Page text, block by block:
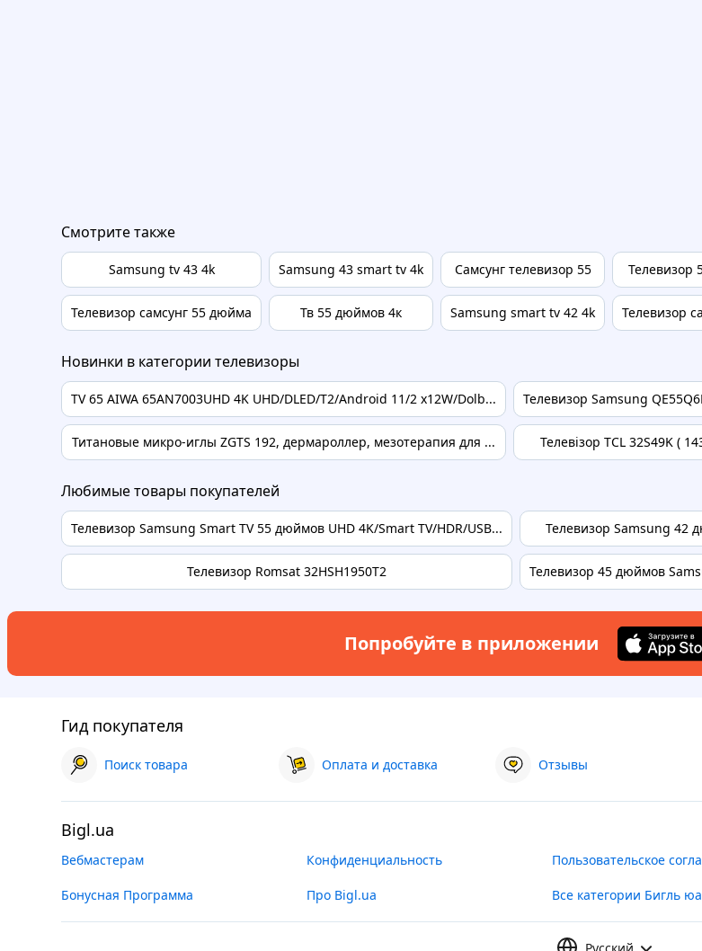
Смотрите также
Samsung tv 43 4k
Телевизор самсунг 55 дюйма
Samsung 43 smart tv 4k
Тв 55 дюймов 4к
Самсунг телевизор 55
Samsung smart tv 42 4k
Телевизор
Телевизор
Новинки в категории телевизоры
TV 65 AIWA 65AN7003UHD 4K UHD/DLED/T2/Android 11/2 x12W/Dolb...
Титановые микро-иглы ZGTS 192, дермароллер, мезотерапия для ...
Телевизор Samsung
Телевізор TCL 32S49K (
Любимые товары покупателей
Телевизор Samsung Smart TV 55 дюймов UHD 4K/Smart TV/HDR/USB...
Телевизор Romsat 32HSH1950T2
Телевизор Samsung 42
Телевизор 45 дюймов
Попробуйте в приложении
Гид покупателя
Поиск товара Оплата и доставка Отзывы
Bigl.ua
Вебмастерам Конфиденциальность Пользовательское
Бонусная Программа Про Bigl.ua Все категории Бигль юа
Русский